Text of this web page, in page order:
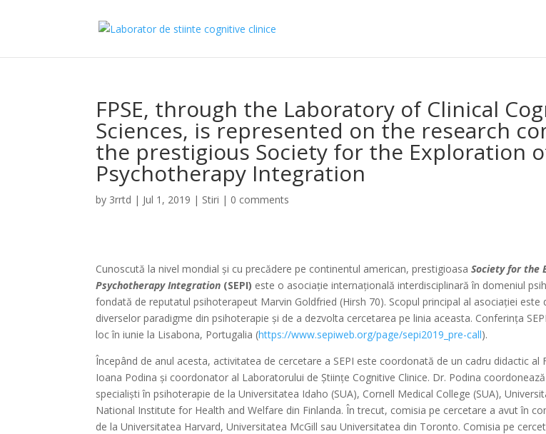
FPSE, through the Laboratory of Clinical
Sciences, is represented on the research
the prestigious Society for the Exploration
Psychotherapy Integration
by 3rrtd | Jul 1, 2019 | Stiri | 0 comments
Cunoscută la nivel mondial și cu precădere pe continentul american, prestigioasaSociety for the
Psychotherapy Integration (SEPI) este o asociație internațională interdisciplinară în domeniul
fondată de reputatul psihoterapeut Marvin Goldfried (Hirsh 70). Scopul principal al asociației este
diverselor paradigme din psihoterapie și de a dezvolta cercetarea pe linia aceasta. Conferința
loc în iunie la Lisabona, Portugalia (https://www.sepiweb.org/page/sepi2019_pre-call).
Începând de anul acesta, activitatea de cercetare a SEPI este coordonată de un cadru didactic al
Ioana Podina și coordonator al Laboratorului de Științe Cognitive Clinice. Dr. Podina
specialiști în psihoterapie de la Universitatea Idaho (SUA), Cornell Medical College (SUA),
National Institute for Health and Welfare din Finlanda. În trecut, comisia pe cercetare a avut în
de la Universitatea Harvard, Universitatea McGill sau Universitatea din Toronto. Comisia pe